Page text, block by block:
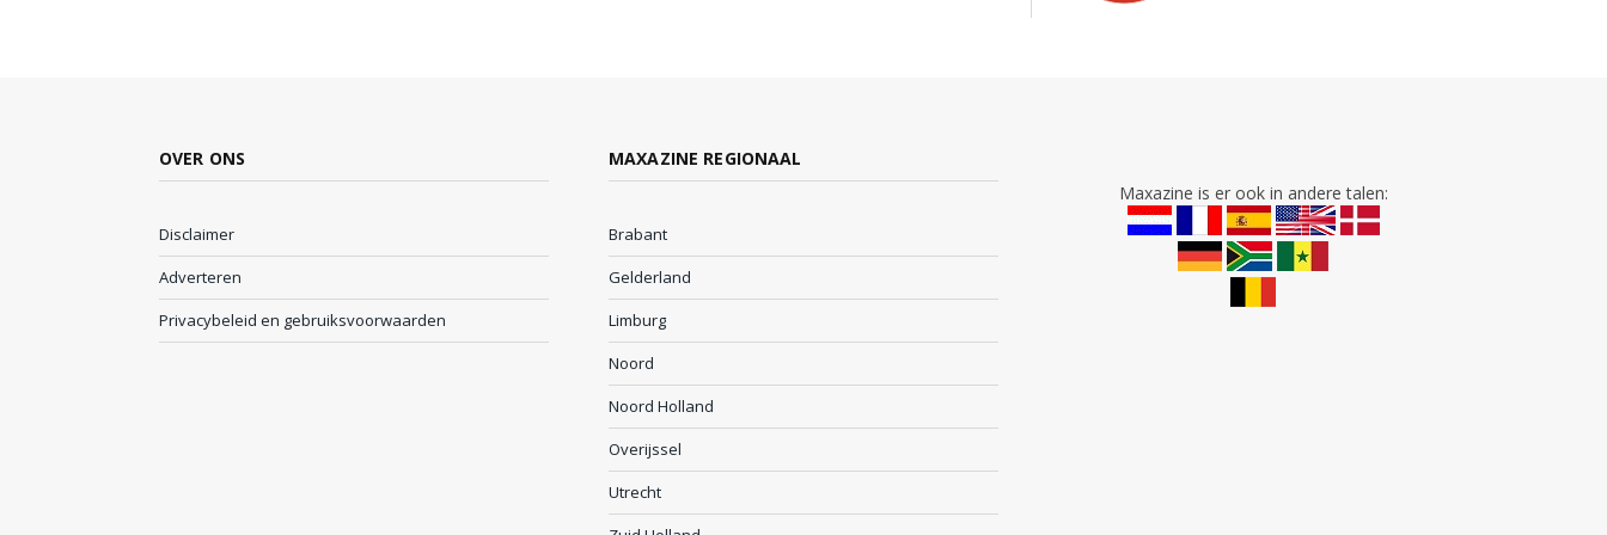
OVER ONS
Disclaimer
Adverteren
Privacybeleid en gebruiksvoorwaarden
MAXAZINE REGIONAAL
Brabant
Gelderland
Limburg
Noord
Noord Holland
Overijssel
Utrecht
Maxazine is er ook in andere talen: